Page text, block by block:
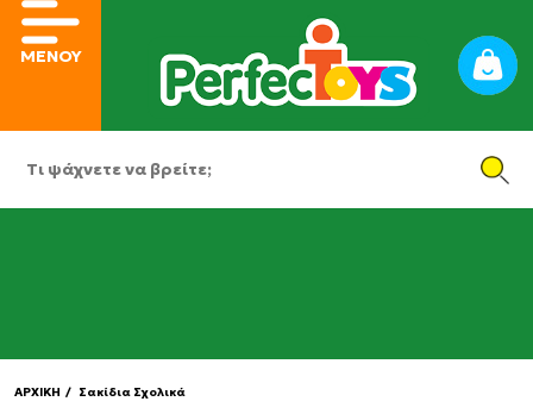
ΜΕΝΟΥ
ΑΡΧΙΚΗ / Σακίδια Σχολικά